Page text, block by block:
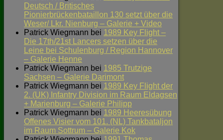
Deutsch / Britisches
Pionierbrückenbataillon 130 setzt über die
Weser/ Lkr. Nienburg – Galerie + Video
Patrick Wiegmann bei 1989 Key Flight –
Die 17th/21st Lancers setzen über die
Leine bei Schulenburg / Region Hannover
– Galerie Henne
Patrick Wiegmann bei 1985 Trutzige
Sachsen – Galerie Darimont
Patrick Wiegmann bei 1989 Key Flight der
2. (UK) Infantry Division im Raum Eldagsen
+ Marienburg – Galerie Philipp
Patrick Wiegmann bei 1989 Heeresübung
Offenes Visier vom 101. (NL) Tankbataljon
im Raum Sottrum – Galerie Kok